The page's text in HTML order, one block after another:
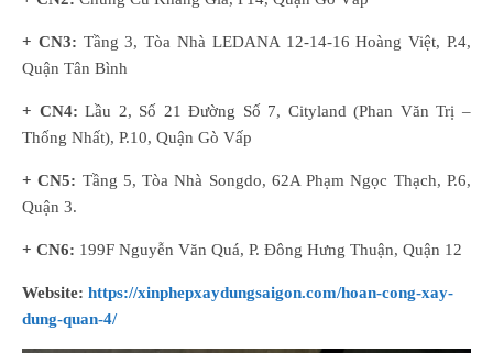
+ CN3: Tầng 3, Tòa Nhà LEDANA 12-14-16 Hoàng Việt, P.4,
Quận Tân Bình
+ CN4:Lầu 2, Số 21 Đường Số 7, Cityland (Phan Văn Trị –
Thống Nhất), P.10, Quận Gò Vấp
+ CN5: Tầng 5, Tòa Nhà Songdo, 62A Phạm Ngọc Thạch, P.6,
Quận 3.
+ CN6: 199F Nguyễn Văn Quá, P. Đông Hưng Thuận, Quận 12
Website: https://xinphepxaydungsaigon.com/hoan-cong-xay-
dung-quan-4/